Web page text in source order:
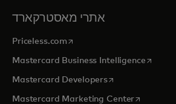
אתרי מאסטרקארד
Priceless.com opens in a new tab
Mastercard Business Intelligenceopens
Mastercard Developersopens in a new
Mastercard Marketing Centeropens in a